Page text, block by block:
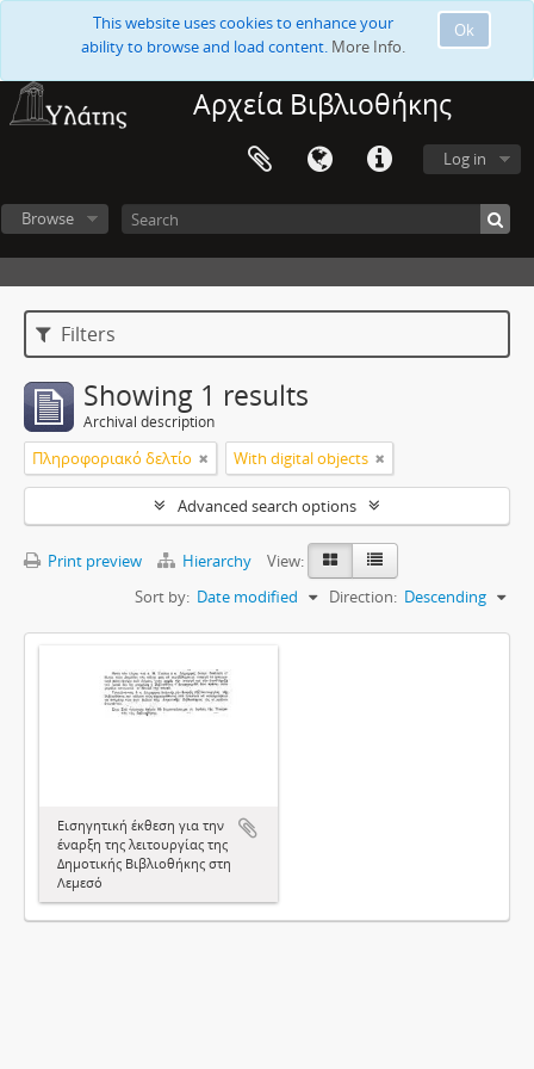
Ok
This website uses cookies to enhance your
ability to browse and load content. More Info.
Αρχεία Βιβλιοθήκης
Log in
Browse
Filters
Showing 1 results
Archival description
Πληροφοριακό δελτίο With digital objects
Advanced search options
Print preview Hierarchy
View:
Sort by: Date modified Direction: Descending
Εισηγητική έκθεση για την
έναρξη της λειτουργίας της
Δημοτικής Βιβλιοθήκης στη
Λεμεσό